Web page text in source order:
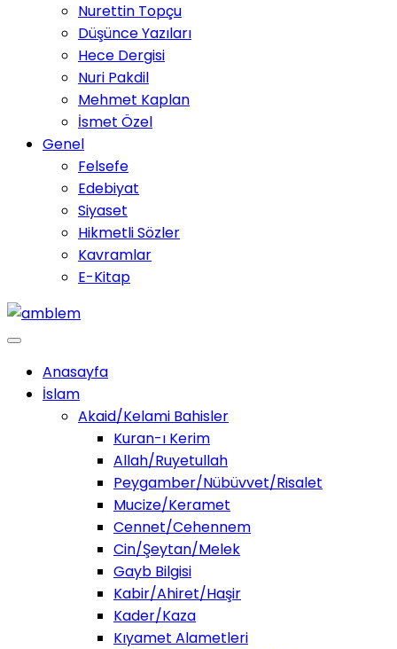
Nurettin Topçu
Düşünce Yazıları
Hece Dergisi
Nuri Pakdil
Mehmet Kaplan
İsmet Özel
Genel
Felsefe
Edebiyat
Siyaset
Hikmetli Sözler
Kavramlar
E-Kitap
Anasayfa
İslam
Akaid/Kelami Bahisler
Kuran-ı Kerim
Allah/Ruyetullah
Peygamber/Nübüvvet/Risalet
Mucize/Keramet
Cennet/Cehennem
Cin/Şeytan/Melek
Gayb Bilgisi
Kabir/Ahiret/Haşir
Kader/Kaza
Kıyamet Alametleri